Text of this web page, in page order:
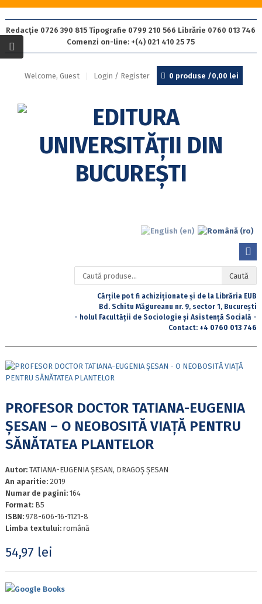
Redacție 0726 390 815 Tipografie 0799 210 566 Librărie 0760 013 746
Comenzi on-line: +(4) 021 410 25 75
Welcome, Guest Login / Register 0 produse /0,00 lei
Caută
după:
Caută
Cărțile pot fi achiziționate și de la Librăria EUB
Bd. Schitu Măgureanu nr. 9, sector 1, București
- holul Facultății de Sociologie și Asistență Socială -
Contact: +4 0760 013 746
PROFESOR DOCTOR TATIANA-EUGENIA
ȘESAN – O NEOBOSITĂ VIAȚĂ PENTRU
SĂNĂTATEA PLANTELOR
Autor: TATIANA-EUGENIA ȘESAN, DRAGOȘ ȘESAN
An aparitie: 2019
Numar de pagini: 164
Format: B5
ISBN: 978-606-16-1121-8
Limba textului: română
54,97 lei
Google Books